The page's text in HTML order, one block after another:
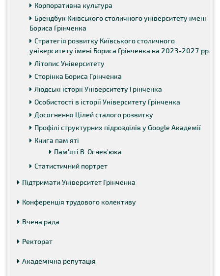
Корпоративна культура
Брендбук Київського столичного університету імені
Бориса Грінченка
Стратегія розвитку Київського столичного
університету імені Бориса Грінченка на 2023-2027 рр.
Літопис Університету
Сторінка Бориса Грінченка
Людські історії Університету Грінченка
Особистості в історії Університету Грінченка
Досягнення Цілей сталого розвитку
Профілі структурних підрозділів у Google Академії
Книга пам'яті
Пам'яті В. Огнев'юка
Статистичний портрет
Підтримати Університет Грінченка
Конференція трудового колективу
Вчена рада
Ректорат
Академічна репутація